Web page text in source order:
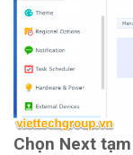
Chọn Next